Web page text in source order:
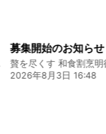
2026年8月5日 17:24